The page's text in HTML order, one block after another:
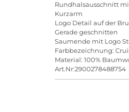
Rundhalsausschnitt
Kurzarm
Logo Detail auf der
Gerade geschnitten
Saumende mit Logo
Farbbezeichnung:
Material: 100%
Art.Nr:2900278488754